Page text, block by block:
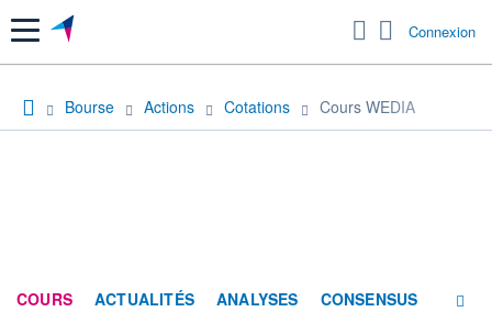
Menu Connexion
Bourse Actions Cotations Cours WEDIA
COURS ACTUALITÉS ANALYSES CONSENSUS